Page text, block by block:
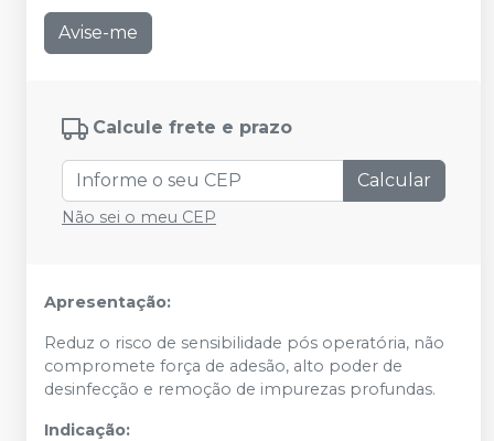
Avise-me
Calcule frete e prazo
Calcular
Não sei o meu CEP
Apresentação:
Reduz o risco de sensibilidade pós operatória, não
compromete força de adesão, alto poder de
desinfecção e remoção de impurezas profundas.
Indicação: